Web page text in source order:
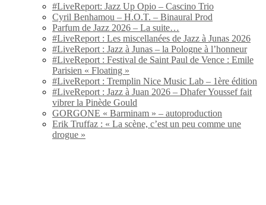
#LiveReport: Jazz Up Opio – Cascino Trio
Cyril Benhamou – H.O.T. – Binaural Prod
Parfum de Jazz 2026 – La suite…
#LiveReport : Les miscellanées de Jazz à Junas 2026
#LiveReport : Jazz à Junas – la Pologne à l’honneur
#LiveReport : Festival de Saint Paul de Vence : Emile
Parisien « Floating »
#LiveReport : Tremplin Nice Music Lab – 1ère édition
#LiveReport : Jazz à Juan 2026 – Dhafer Youssef fait
vibrer la Pinède Gould
GORGONE « Barminam » – autoproduction
Erik Truffaz : « La scène, c’est un peu comme une
drogue »